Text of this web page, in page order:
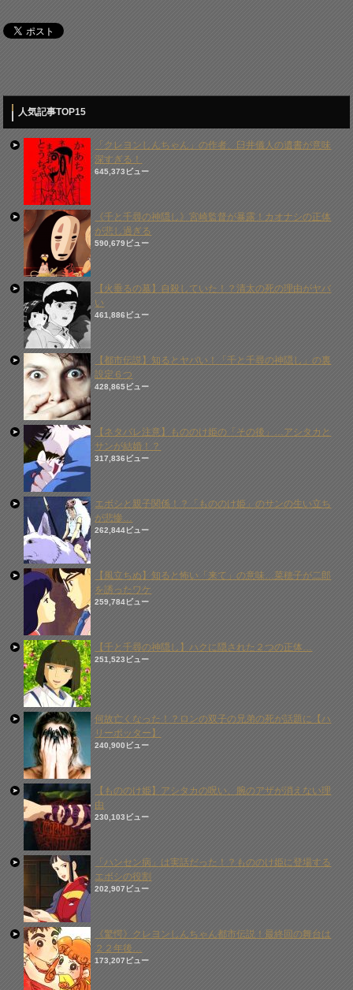
人気記事TOP15
「クレヨンしんちゃん」の作者、臼井儀人の遺書が意味
深すぎる！
645,373ビュー
《千と千尋の神隠し》宮崎監督が暴露！カオナシの正体
が悲し過ぎる
590,679ビュー
【火垂るの墓】自殺していた！？清太の死の理由がヤバ
い
461,886ビュー
【都市伝説】知るとヤバい！「千と千尋の神隠し」の裏
設定６つ
428,865ビュー
【ネタバレ注意】もののけ姫の「その後」…アシタカと
サンが結婚！？
317,836ビュー
エボシと親子関係！？「もののけ姫」のサンの生い立ち
が悲惨…
262,844ビュー
【風立ちぬ】知ると怖い「来て」の意味…菜穂子が二郎
を誘ったワケ
259,784ビュー
【千と千尋の神隠し】ハクに隠された２つの正体…
251,523ビュー
何故亡くなった！？ロンの双子の兄弟の死が話題に【ハ
リーポッター】
240,900ビュー
【もののけ姫】アシタカの呪い、腕のアザが消えない理
由
230,103ビュー
「ハンセン病」は実話だった！？もののけ姫に登場する
エボシの役割
202,907ビュー
《驚愕》クレヨンしんちゃん都市伝説！最終回の舞台は
２２年後…
173,207ビュー